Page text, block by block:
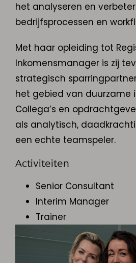
het analyseren en
bedrijfsprocessen en
Met haar opleiding tot
Inkomensmanager is zij
strategisch
het gebied van duurzame
Collega’s en
als analytisch,
een echte teamspeler.
Activiteiten
Senior Consultant
Interim Manager
Trainer